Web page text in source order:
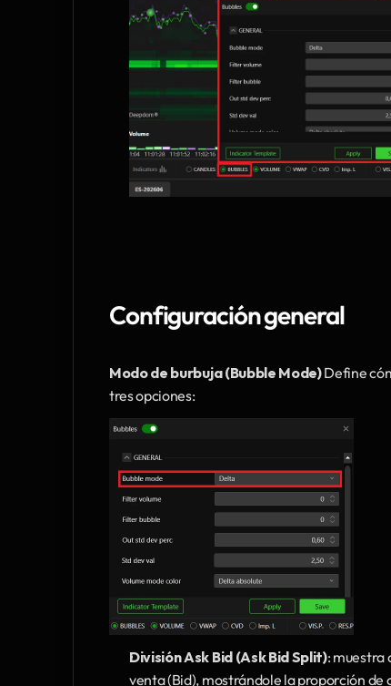
Configuración general
Modo de burbuja (Bubble Mode) Define
tres opciones:
División Ask Bid (Ask Bid Split): muestra
venta (Bid), mostrándole la proporción de